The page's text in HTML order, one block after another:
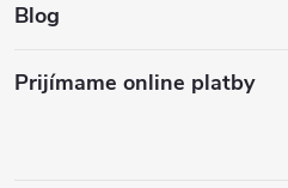
Blog
Prijímame online platby